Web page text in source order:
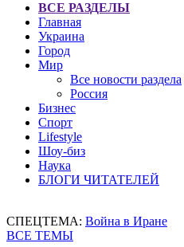
ВСЕ РАЗДЕЛЫ
Главная
Украина
Город
Мир
Все новости раздела
Россия
Бизнес
Спорт
Lifestyle
Шоу-биз
Наука
БЛОГИ ЧИТАТЕЛЕЙ
СПЕЦТЕМА: Война в Иране
ВСЕ ТЕМЫ